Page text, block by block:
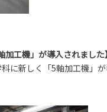
工機」が導入されました】
に新しく「5軸加工機」